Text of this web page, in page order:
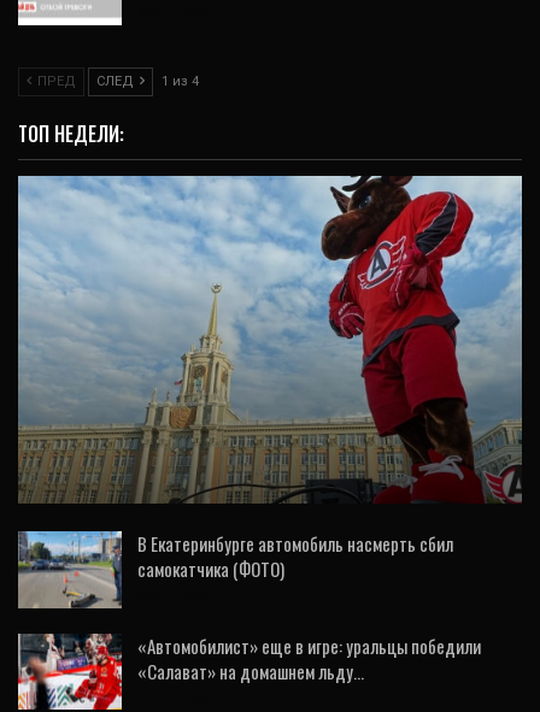
ПРЕД СЛЕД 1 из 4
ТОП НЕДЕЛИ:
Как изменится «Автомобилист» в новом
сезоне – ответы руководства клуба
В Екатеринбурге автомобиль насмерть сбил
самокатчика (ФОТО)
«Автомобилист» еще в игре: уральцы победили
«Салават» на домашнем льду…